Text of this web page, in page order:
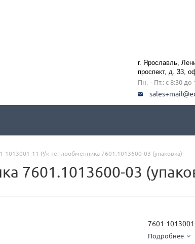
г. Ярославль,
проспект, д. 33,
Пн. – Пт.: с 8:30 до
1013001-11 Р/к теплообменника 7601.1013600-03 (упаковка)
7601.1013600-03
7601-
Подробнее